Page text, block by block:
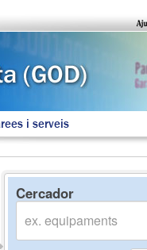
i serveis
Cercador